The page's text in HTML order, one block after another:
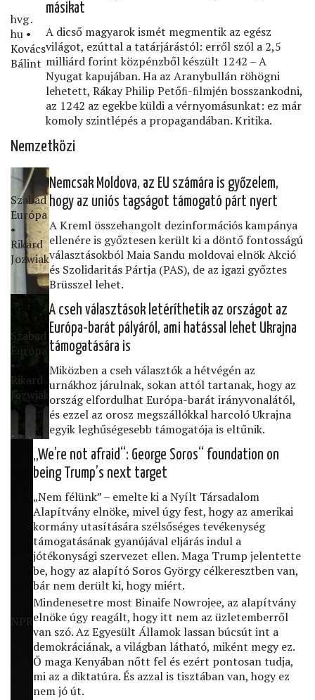
hvg․
hu •
Kovács
Bálint
másikat
A dicső magyarok ismét megmentik az egész
világot, ezúttal a tatárjárástól: erről szól a 2,5
milliárd forint közpénzből készült 1242 – A
Nyugat kapujában. Ha az Aranybullán röhögni
lehetett, Rákay Philip Petőﬁ-ﬁlmjén bosszankodni,
az 1242 az egekbe küldi a vérnyomásunkat: ez már
komoly szintlépés a propagandában. Kritika.
Nemzetközi
Szabad
Európa
•
Rikard
Jozwiak
Nemcsak Moldova, az EU számára is győzelem,
hogy az uniós tagságot támogató párt nyert
A Kreml összehangolt dezinformációs kampánya
ellenére is győztesen került ki a döntő fontosságú
választásokból Maia Sandu moldovai elnök Akció
és Szolidaritás Pártja (PAS), de az igazi győztes
Brüsszel lehet.
Szabad
Európa
•
Rikard
Jozwiak
A cseh választások letéríthetik az országot az
Európa-barát pályáról, ami hatással lehet Ukrajna
támogatására is
Miközben a cseh választók a hétvégén az
urnákhoz járulnak, sokan attól tartanak, hogy az
ország elfordulhat Európa-barát irányvonalától,
és ezzel az orosz megszállókkal harcoló Ukrajna
egyik leghűségesebb támogatója is eltűnik.
NPR
„We’re not afraid“: George Soros“ foundation on
being Trump’s next target
„Nem félünk” – emelte ki a Nyílt Társadalom
Alapítvány elnöke, mivel úgy fest, hogy az amerikai
kormány utasítására szélsőséges tevékenység
támogatásának gyanújával eljárás indul a
jótékonysági szervezet ellen. Maga Trump jelentette
be, hogy az alapító Soros György célkeresztben van,
bár nem derült ki, hogy miért.
Mindenesetre most Binaife Nowrojee, az alapítvány
elnöke úgy reagált, hogy itt nem az üzletemberről
van szó. Az Egyesült Államok lassan búcsút int a
demokráciának, a világban látható, miként megy ez.
Ő maga Kenyában nőtt fel és ezért pontosan tudja,
mi az a diktatúra. És azzal is tisztában van, hogy ez
nem jó út.